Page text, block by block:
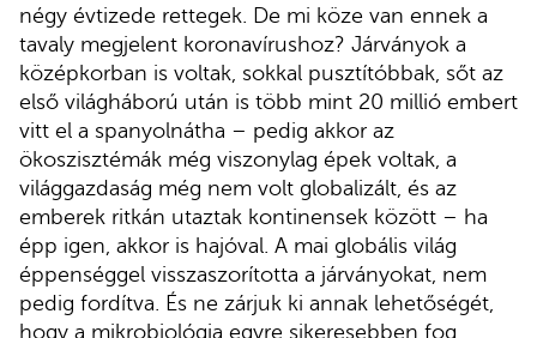
négy évtizede rettegek. De mi köze van ennek a
tavaly megjelent koronavírushoz? Járványok a
középkorban is voltak, sokkal pusztítóbbak, sőt az
első világháború után is több mint 20 millió embert
vitt el a spanyolnátha – pedig akkor az
ökoszisztémák még viszonylag épek voltak, a
világgazdaság még nem volt globalizált, és az
emberek ritkán utaztak kontinensek között – ha
épp igen, akkor is hajóval. A mai globális világ
éppenséggel visszaszorította a járványokat, nem
pedig fordítva. És ne zárjuk ki annak lehetőségét,
hogy a mikrobiológia egyre sikeresebben fog